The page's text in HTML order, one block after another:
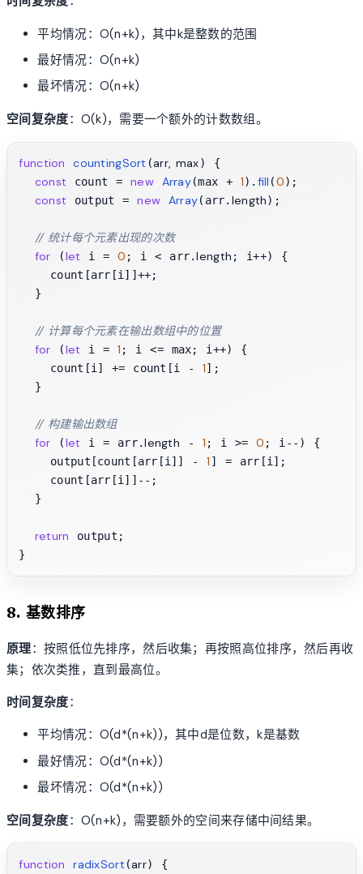
平均情况：O(n+k)，其中k是整数的范围
最好情况：O(n+k)
最坏情况：O(n+k)
空间复杂度：O(k)，需要一个额外的计数数组。
function countingSort (arr, max) {
const count = new Array(max + 1). fill (0);
const output = new Array(arr. length);
// 统计每个元素出现的次数
for (let i = 0 ; i < arr.length ; i++) {
    count[arr[i]]++;
  }
// 计算每个元素在输出数组中的位置
for (let i = 1 ; i <= max; i++) {
    count[i] += count[i -
1];
  }
// 构建输出数组
for (let i = arr.length - 1 ; i >= 0 ; i--) {
    output[count[arr[i]] -
1 ] = arr[i];
    count[arr[i]]--;
  }
return output;
8. 基数排序
原理：按照低位先排序，然后收集；再按照高位排序，然后再收
集；依次类推，直到最高位。
时间复杂度：
平均情况：O(d*(n+k))，其中d是位数，k是基数
最好情况：O(d*(n+k))
最坏情况：O(d*(n+k))
空间复杂度：O(n+k)，需要额外的空间来存储中间结果。
function radixSort (arr) {